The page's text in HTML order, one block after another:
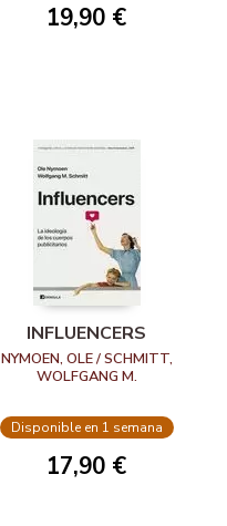
19,90 €
INFLUENCERS
NYMOEN, OLE / SCHMITT,
WOLFGANG M.
Disponible en 1 semana
17,90 €